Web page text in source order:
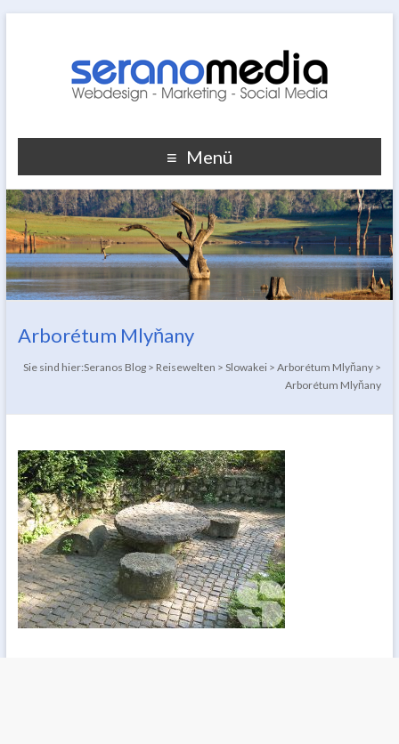
Menü
Arborétum Mlyňany
Sie sind hier:Seranos Blog > Reisewelten >Slowakei >Arborétum Mlyňany >
Arborétum Mlyňany